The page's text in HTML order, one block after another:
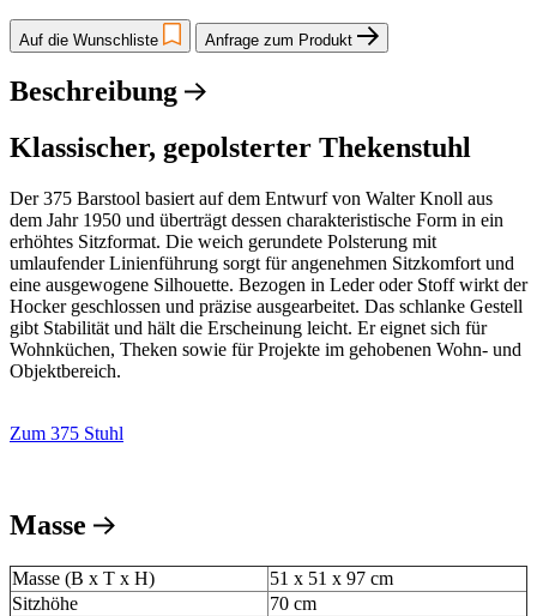
Auf die Wunschliste Anfrage zum Produkt
Beschreibung
Klassischer, gepolsterter Thekenstuhl
Der 375 Barstool basiert auf dem Entwurf von Walter Knoll aus
dem Jahr 1950 und überträgt dessen charakteristische Form in ein
erhöhtes Sitzformat. Die weich gerundete Polsterung mit
umlaufender Linienführung sorgt für angenehmen Sitzkomfort und
eine ausgewogene Silhouette. Bezogen in Leder oder Stoff wirkt der
Hocker geschlossen und präzise ausgearbeitet. Das schlanke Gestell
gibt Stabilität und hält die Erscheinung leicht. Er eignet sich für
Wohnküchen, Theken sowie für Projekte im gehobenen Wohn- und
Objektbereich.
Zum 375 Stuhl
Masse
Masse (B x T x H)
51 x 51 x 97 cm
Sitzhöhe
70 cm